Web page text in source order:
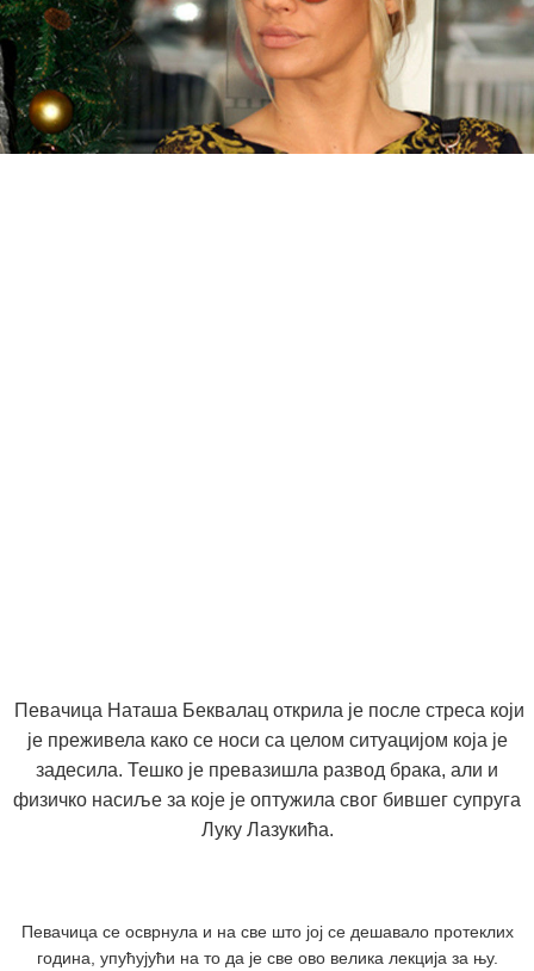
Певачица Наташа Беквалац открила је после стреса који
је преживела како се носи са целом ситуацијом која је
задесила. Тешко је превазишла развод брака, али и
физичко насиље за које је оптужила свог бившег супруга
Луку Лазукића.
Певачица се осврнула и на све што јој се дешавало протеклих
година, упућујући на то да је све ово велика лекција за њу.